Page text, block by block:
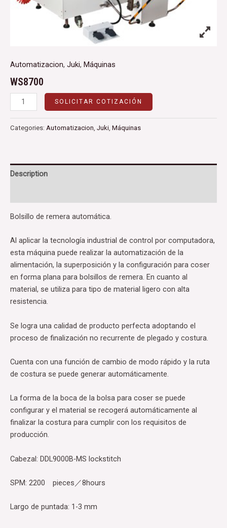
Automatizacion, Juki, Máquinas
WS8700
SOLICITAR COTIZACIÓN
Categories: Automatizacion Juki Máquinas
Description
Bolsillo de remera automática.
Al aplicar la tecnología industrial de control por computadora,
esta máquina puede realizar la automatización de la
alimentación, la superposición y la configuración para coser
en forma plana para bolsillos de remera. En cuanto al
material, se utiliza para tipo de material ligero con alta
resistencia.
Se logra una calidad de producto perfecta adoptando el
proceso de finalización no recurrente de plegado y costura.
Cuenta con una función de cambio de modo rápido y la ruta
de costura se puede generar automáticamente.
La forma de la boca de la bolsa para coser se puede
configurar y el material se recogerá automáticamente al
finalizar la costura para cumplir con los requisitos de
producción.
Cabezal: DDL9000B-MS lockstitch
SPM: 2200 pieces／8hours
Largo de puntada: 1-3 mm